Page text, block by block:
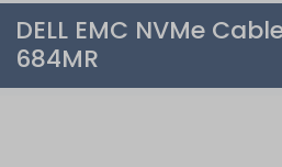
DELL EMC NVMe
684MR